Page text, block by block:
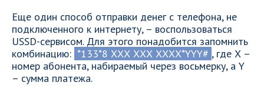
Еще один способ отправки денег с телефона, не
подключенного к интернету, – воспользоваться
USSD-сервисом. Для этого понадобится запомнить
комбинацию: *133*8 ХХХ ХХХ ХХХХ*YYY# , где Х –
номер абонента, набираемый через восьмерку, а Y
– сумма платежа.